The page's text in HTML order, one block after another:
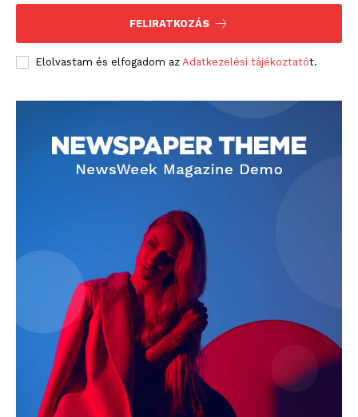
FELIRATKOZÁS
Elolvastam és elfogadom az Adatkezelési tájékoztatót.